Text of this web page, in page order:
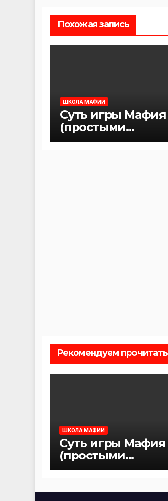
Похожая запись
ШКОЛА МАФИИ
Суть игры Мафия
(простыми
словами)
Рекомендуем прочитать
ШКОЛА МАФИИ
Суть игры Мафия
(простыми
словами)